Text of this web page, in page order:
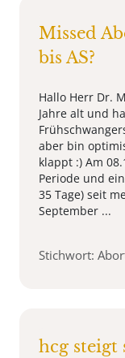
Missed
bis AS?
Hallo Herr Dr.
Jahre alt und
aber bin
klappt :) Am
Periode und
35 Tage) seit
September ...
Stichwort:
hcg steigt